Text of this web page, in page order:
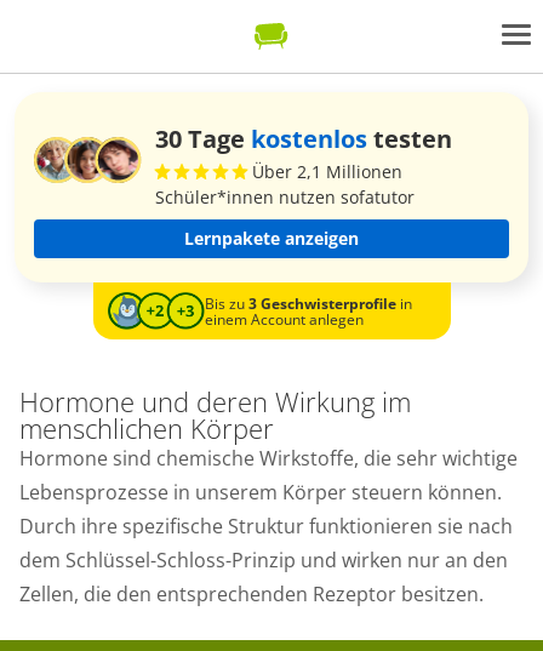
30 Tage kostenlostesten
Über 2,1 Millionen
Schüler*innen nutzen sofatutor
Lernpakete anzeigen
Bis zu3 Geschwisterprofilein
einem Account anlegen
Hormone und deren Wirkung im
menschlichen Körper
Hormone sind chemische Wirkstoffe, die sehr wichtige
Lebensprozesse in unserem Körper steuern können.
Durch ihre spezifische Struktur funktionieren sie nach
dem Schlüssel-Schloss-Prinzip und wirken nur an den
Zellen, die den entsprechenden Rezeptor besitzen.